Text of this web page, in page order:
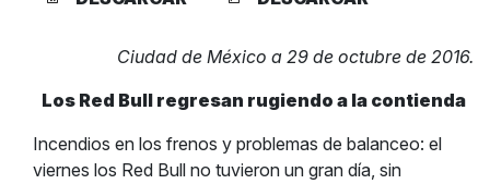
Ciudad de México a 29 de octubre de 2016.
Los Red Bull regresan rugiendo a la contienda
Incendios en los frenos y problemas de balanceo: el
viernes los Red Bull no tuvieron un gran día, sin